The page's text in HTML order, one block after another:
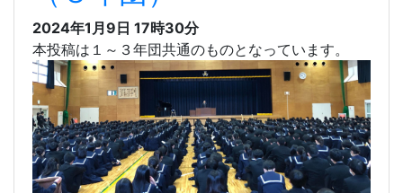
240109 ３学期始業式
（３年団）
2024年1月9日 17時30分
本投稿は１～３年団共通のものとなっています。